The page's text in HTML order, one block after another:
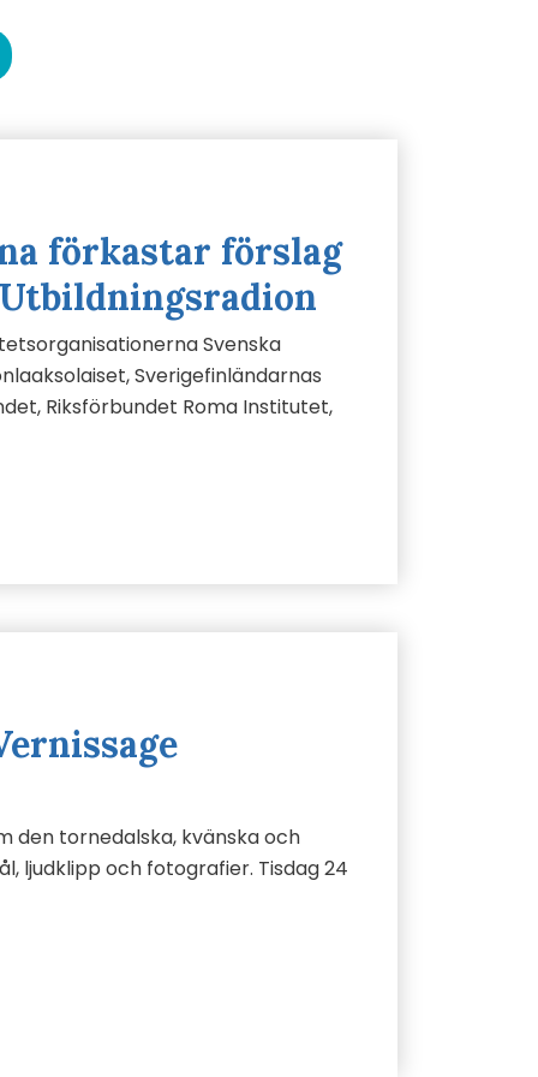
förkastar förslag
Svenska
Sverigefinländarnas
Riksförbundet Roma Institutet,
den tornedalska, kvänska och
ljudklipp och fotografier. Tisdag 24